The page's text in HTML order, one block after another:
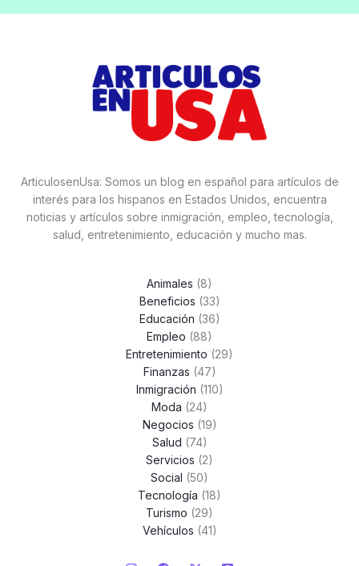
ArticulosenUsa: Somos un blog en español para artículos de
interés para los hispanos en Estados Unidos, encuentra
noticias y artículos sobre inmigración, empleo, tecnología,
salud, entretenimiento, educación y mucho mas.
Animales (8)
Beneficios (33)
Educación (36)
Empleo (88)
Entretenimiento (29)
Finanzas (47)
Inmigración (110)
Moda (24)
Negocios (19)
Salud (74)
Servicios (2)
Social (50)
Tecnología (18)
Turismo (29)
Vehículos (41)